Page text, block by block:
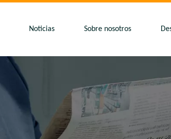
Noticias Sobre nosotros